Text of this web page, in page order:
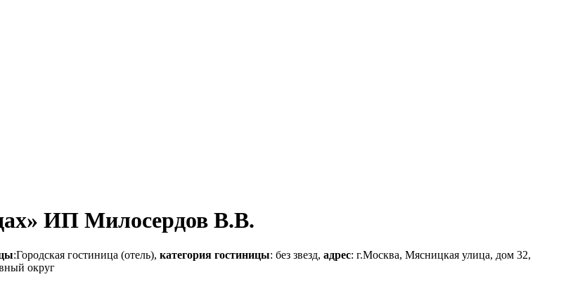
ИП Милосердов В.В.
:Городская гостиница (отель), категория гостиницы: без звезд, адрес: г.Москва, Мясницкая улица, дом 32,
округ